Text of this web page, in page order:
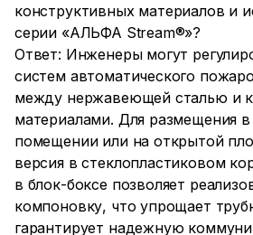
конструктивных материалов и
серии «АЛЬФА Stream®»?
Ответ: Инженеры могут
систем автоматического
между нержавеющей сталью и
материалами. Для размещения
помещении или на открытой
версия в стеклопластиковом
в блок-боксе позволяет
компоновку, что упрощает
гарантирует надежную